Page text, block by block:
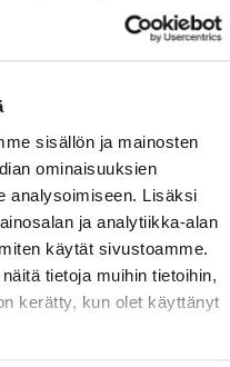
sisällön ja mainosten
ominaisuuksien
analysoimiseen. Lisäksi
ja analytiikka-alan
käytät sivustoamme.
tietoja muihin tietoihin,
kerätty, kun olet käyttänyt
Lippuja jaossa
UUTISET
HUOMENNA TI
POIKKEUKSELLISTA